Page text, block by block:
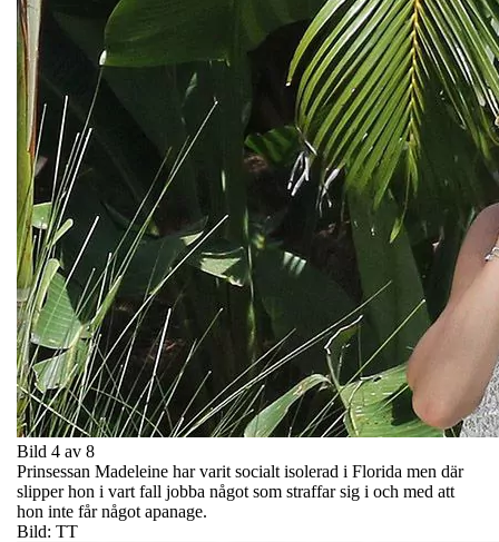
Bild 4 av 8
Prinsessan Madeleine har varit socialt isolerad i Florida men där
slipper hon i vart fall jobba något som straffar sig i och med att
hon inte får något apanage.
Bild: TT